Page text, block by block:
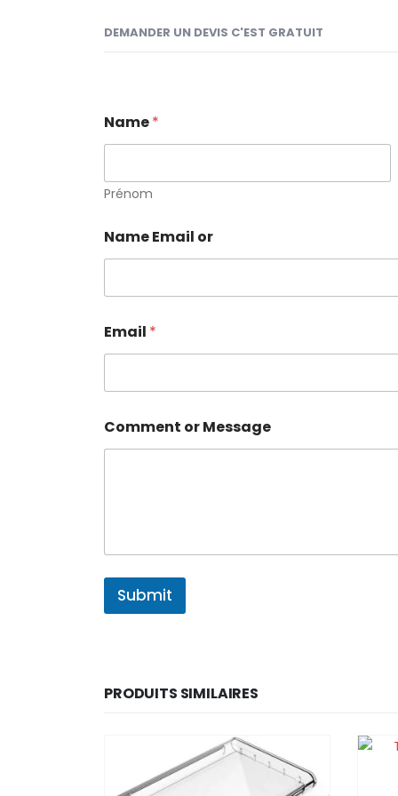
DEMANDER UN DEVIS C'EST GRATUIT
Name*
Prénom
Name Email or
Email *
Comment or Message
Submit
PRODUITS SIMILAIRES